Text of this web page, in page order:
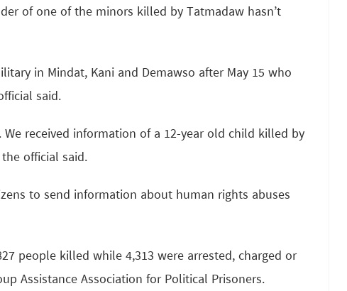
of one of the minors killed by Tatmadaw hasn’t
in Mindat, Kani and Demawso after May 15 who
said.
received information of a 12-year old child killed by
official said.
to send information about human rights abuses
people killed while 4,313 were arrested, charged or
Assistance Association for Political Prisoners.